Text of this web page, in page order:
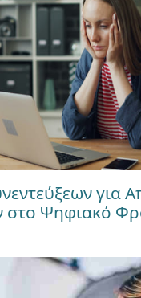
για
στο Ψηφιακό